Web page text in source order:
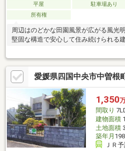
平屋 駐車場あり
所有権
周辺はのどかな田園風景が広がる風光
堅固な構造で安心して住み続けられる建
愛媛県四国中央市中曽根
1,350
間取り
建物面積
土地面積
築年月
ＪＲ